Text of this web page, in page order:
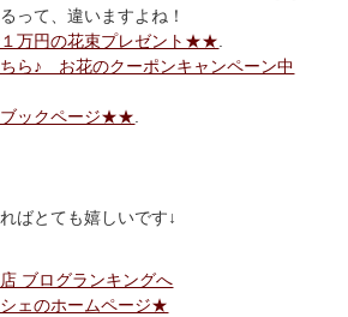
って、違いますよね！
万円の花束プレゼント★★.
ら♪ お花のクーポンキャンペーン中
ックページ★★.
ばとても嬉しいです↓
ブログランキングへ
ェのホームページ★